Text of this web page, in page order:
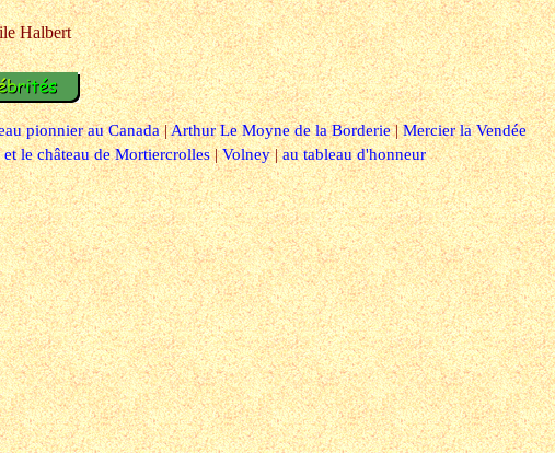
Halbert
pionnier au Canada|Arthur Le Moyne de la Borderie|Mercier la Vendée
et le château de Mortiercrolles|Volney|au tableau d'honneur